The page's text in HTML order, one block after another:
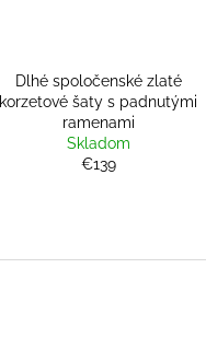
Dlhé spoločenské zlaté
korzetové šaty s padnutými
ramenami
Skladom
€139